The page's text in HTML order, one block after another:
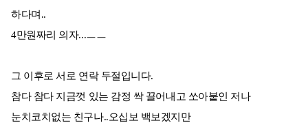
하다며..
4만원짜리 의자...ㅡㅡ
그 이후로 서로 연락 두절입니다.
참다 참다 지금껏 있는 감정 싹 끌어내고 쏘아붙인 저나
눈치코치없는 친구나..오십보 백보겠지만